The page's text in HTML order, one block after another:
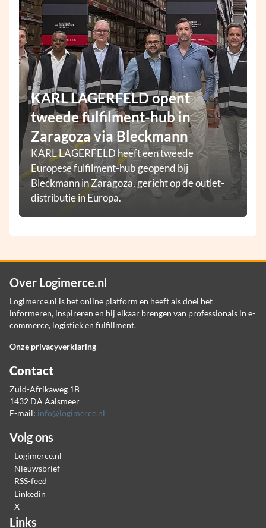
KARL LAGERFELD opent
tweede fulfilment-hub in
Zaragoza via Bleckmann
KARL LAGERFELD heeft een tweede
Europese fulfilment-hub geopend bij
Bleckmann in Zaragoza, gericht op de outlet-
distributie in Europa.
Over Logimerce.nl
Logimerce.nl is het online platform en heeft als doel het
informeren, inspireren en bij elkaar brengen van professionals in e-
commerce, logistiek en fulfillment.
Onze privacyverklaring
Contact
Zuid-Afrikaweg 1B
1432 DA Aalsmeer
E-mail: info@logimerce.nl
Volg ons
Logimerce.nl
Nieuwsbrief
RSS-feed
Linkedin
X
Links